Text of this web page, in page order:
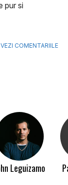
pur si
VEZI COMENTARIILE
Leguizamo